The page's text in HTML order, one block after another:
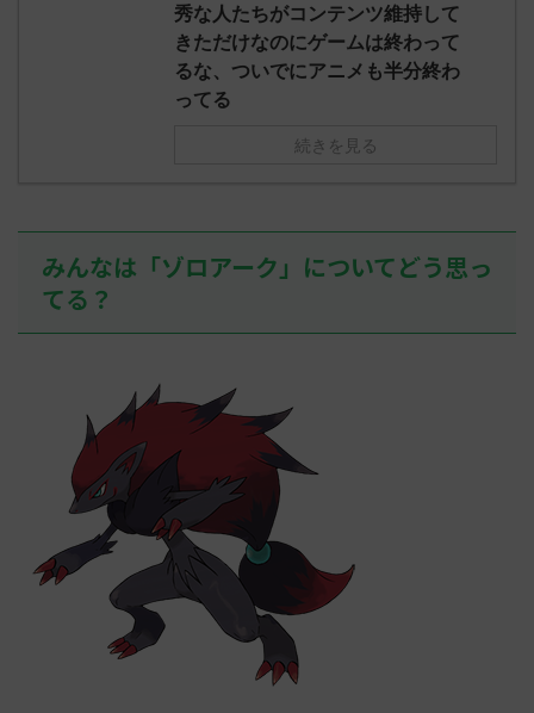
秀な人たちがコンテンツ維持して
きただけなのにゲームは終わって
るな、ついでにアニメも半分終わ
ってる
続きを見る
みんなは「ゾロアーク」についてどう思っ
てる？